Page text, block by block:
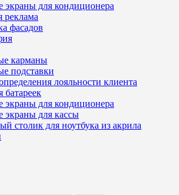
экраны для кондиционера
реклама
фасадов
карманы
подставки
лояльности клиента
батареек
экраны для кондиционера
экраны для кассы
столик для ноутбука из акрила